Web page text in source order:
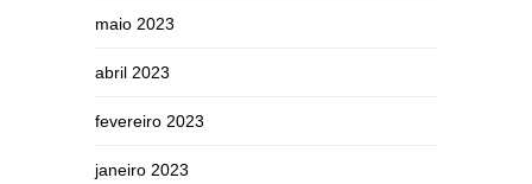
maio 2023
abril 2023
fevereiro 2023
janeiro 2023